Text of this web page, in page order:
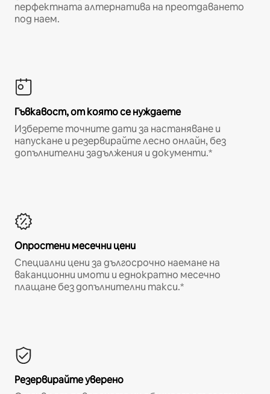
перфектната алтернатива на преотдаването
под наем.
Гъвкавост, от която се нуждаете
Изберете точните дати за настаняване и
напускане и резервирайте лесно онлайн, без
допълнителни задължения и документи.*
Опростени месечни цени
Специални цени за дългосрочно наемане на
ваканционни имоти и еднократно месечно
плащане без допълнителни такси.*
Резервирайте уверено